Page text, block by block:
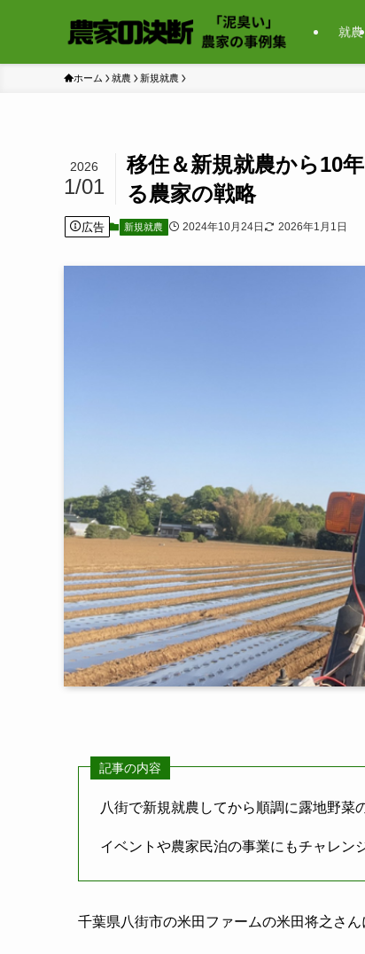
就農
ホーム 就農 新規就農
移住＆新規就農から10
る農家の戦略
2026
1/01
広告 新規就農 2024年10月24日 2026年1月1日
記事の内容
八街で新規就農してから順調に露地野菜
イベントや農家民泊の事業にもチャレン
千葉県八街市の米田ファームの米田将之さん